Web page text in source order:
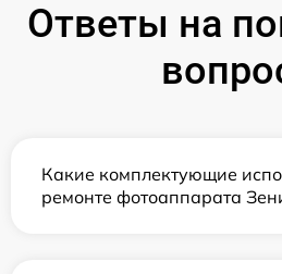
Ответы на
Какие комплектующие
ремонте фотоаппарата